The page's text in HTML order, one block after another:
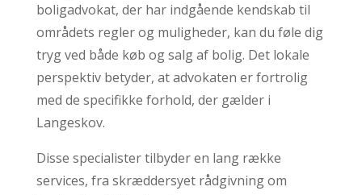
boligadvokat, der har indgående kendskab til
områdets regler og muligheder, kan du føle dig
tryg ved både køb og salg af bolig. Det lokale
perspektiv betyder, at advokaten er fortrolig
med de specifikke forhold, der gælder i
Langeskov.
Disse specialister tilbyder en lang række
services, fra skræddersyet rådgivning om